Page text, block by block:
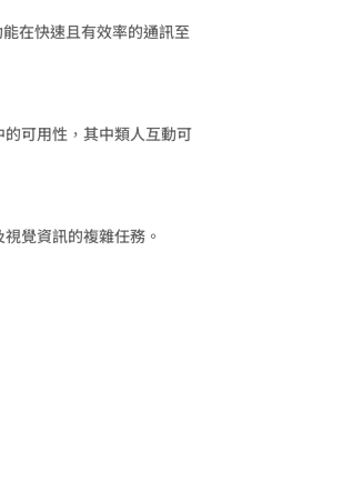
在快速且有效率的通訊至
可用性，其中類人互動可
覺資訊的複雜任務。